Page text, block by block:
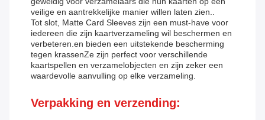
veilige en aantrekkelijke manier willen laten zien..
Tot slot, Matte Card Sleeves zijn een must-have voor
iedereen die zijn kaartverzameling wil beschermen en
verbeteren.en bieden een uitstekende bescherming
tegen krassenZe zijn perfect voor verschillende
kaartspellen en verzamelobjecten en zijn zeker een
waardevolle aanvulling op elke verzameling.
Verpakking en verzending: